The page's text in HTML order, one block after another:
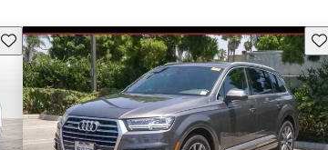
Guarda este Aviso